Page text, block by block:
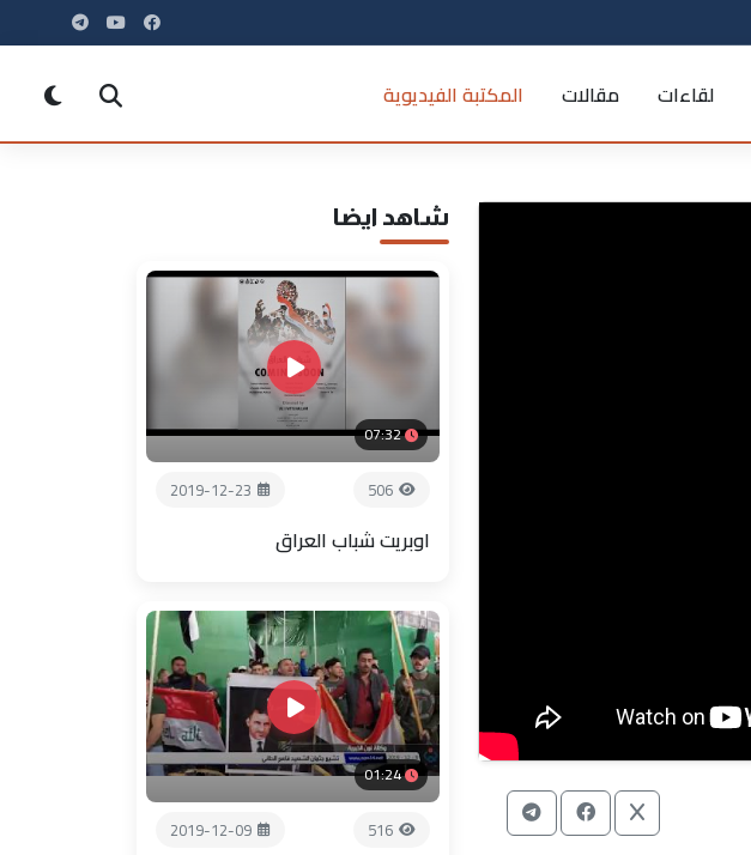
لقاءات مقالات المكتبة الفيديوية
شاهد ايضا
07:32
506
2019-12-23
اوبريت شباب العراق
01:24
516
2019-12-09